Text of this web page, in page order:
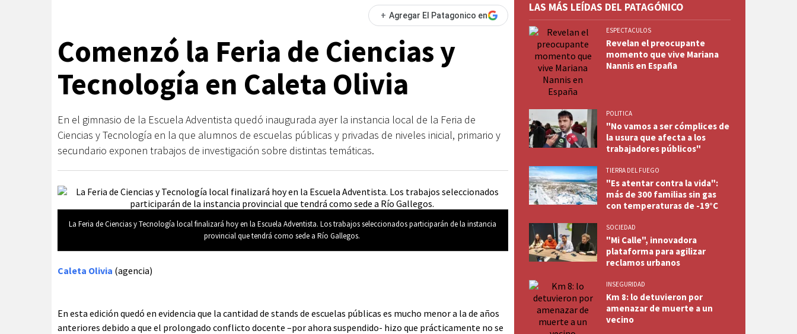
+ Agregar El Patagonico en
Comenzó la Feria de Ciencias y
Tecnología en Caleta Olivia
En el gimnasio de la Escuela Adventista quedó inaugurada ayer la instancia local de la Feria de
Ciencias y Tecnología en la que alumnos de escuelas públicas y privadas de niveles inicial, primario y
secundario exponen trabajos de investigación sobre distintas temáticas.
La Feria de Ciencias y Tecnología local finalizará hoy en la Escuela Adventista. Los trabajos seleccionados participarán de la instancia
provincial que tendrá como sede a Río Gallegos.
Caleta Olivia (agencia)
En esta edición quedó en evidencia que la cantidad de stands de escuelas públicas es mucho menor a la de años
anteriores debido a que el prolongado conflicto docente –por ahora suspendido- hizo que prácticamente no se
LAS MÁS LEÍDAS DEL PATAGÓNICO
ESPECTACULOS
Revelan el preocupante
momento que vive Mariana
Nannis en España
POLITICA
"No vamos a ser cómplices de
la usura que afecta a los
trabajadores públicos"
TIERRA DEL FUEGO
"Es atentar contra la vida":
más de 300 familias sin gas
con temperaturas de -19°C
SOCIEDAD
"Mi Calle", innovadora
plataforma para agilizar
reclamos urbanos
INSEGURIDAD
Km 8: lo detuvieron por
amenazar de muerte a un
vecino